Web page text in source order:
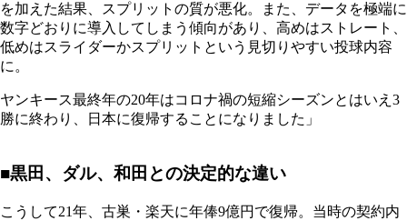
を加えた結果、スプリットの質が悪化。また、データを極端に
数字どおりに導入してしまう傾向があり、高めはストレート、
低めはスライダーかスプリットという見切りやすい投球内容
に。
ヤンキース最終年の20年はコロナ禍の短縮シーズンとはいえ3
勝に終わり、日本に復帰することになりました」
■黒田、ダル、和田との決定的な違い
こうして21年、古巣・楽天に年俸9億円で復帰。当時の契約内